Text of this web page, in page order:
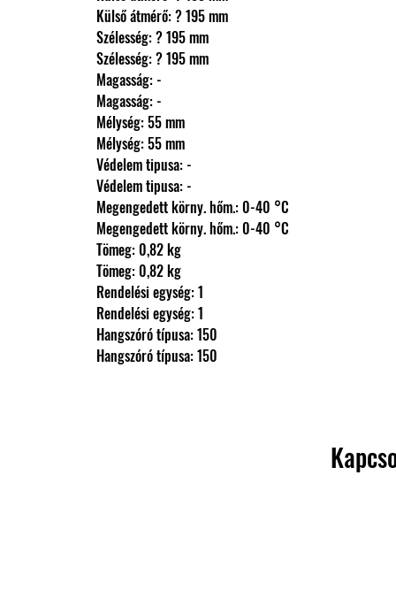
                Külső átmérő: ? 195 mm
                Szélesség: ? 195 mm
                Szélesség: ? 195 mm
                Magasság: -
                Magasság: -
                Mélység: 55 mm
                Mélység: 55 mm
                Védelem tipusa: -
                Védelem tipusa: -
                Megengedett körny. hőm.: 0-40 °C
                Megengedett körny. hőm.: 0-40 °C
                Tömeg: 0,82 kg
                Tömeg: 0,82 kg
                Rendelési egység: 1
                Rendelési egység: 1
                Hangszóró típusa: 150
                Hangszóró típusa: 150